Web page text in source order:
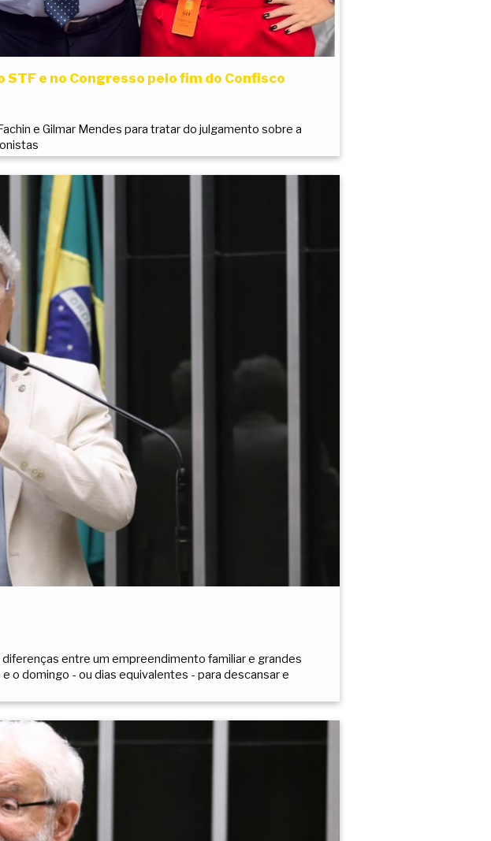
e no Congresso pelo fim do Confisco
e Gilmar Mendes para tratar do julgamento sobre a
entre um empreendimento familiar e grandes
o domingo - ou dias equivalentes - para descansar e